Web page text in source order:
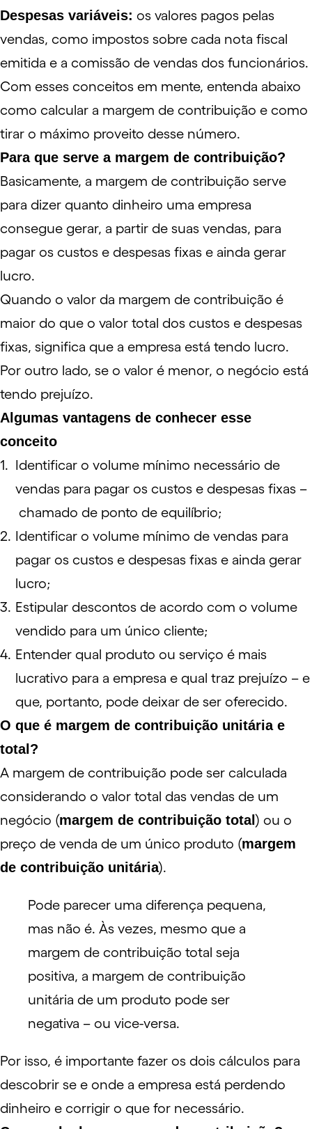
Despesas variáveis: os valores pagos pelas
vendas, como impostos sobre cada nota fiscal
emitida e a comissão de vendas dos funcionários.
Com esses conceitos em mente, entenda abaixo
como calcular a margem de contribuição e como
tirar o máximo proveito desse número.
Para que serve a margem de contribuição?
Basicamente, a margem de contribuição serve
para dizer quanto dinheiro uma empresa
consegue gerar, a partir de suas vendas, para
pagar os custos e despesas fixas e ainda gerar
lucro.
Quando o valor da margem de contribuição é
maior do que o valor total dos custos e despesas
fixas, significa que a empresa está tendo lucro.
Por outro lado, se o valor é menor, o negócio está
tendo prejuízo.
Algumas vantagens de conhecer esse
conceito
Identificar o volume mínimo necessário de
vendas para pagar os custos e despesas fixas –
chamado de ponto de equilíbrio;
Identificar o volume mínimo de vendas para
pagar os custos e despesas fixas e ainda gerar
lucro;
Estipular descontos de acordo com o volume
vendido para um único cliente;
Entender qual produto ou serviço é mais
lucrativo para a empresa e qual traz prejuízo – e
que, portanto, pode deixar de ser oferecido.
O que é margem de contribuição unitária e
total?
A margem de contribuição pode ser calculada
considerando o valor total das vendas de um
negócio (margem de contribuição total) ou o
preço de venda de um único produto (margem
de contribuição unitária).
Pode parecer uma diferença pequena,
mas não é. Às vezes, mesmo que a
margem de contribuição total seja
positiva, a margem de contribuição
unitária de um produto pode ser
negativa – ou vice-versa.
Por isso, é importante fazer os dois cálculos para
descobrir se e onde a empresa está perdendo
dinheiro e corrigir o que for necessário.